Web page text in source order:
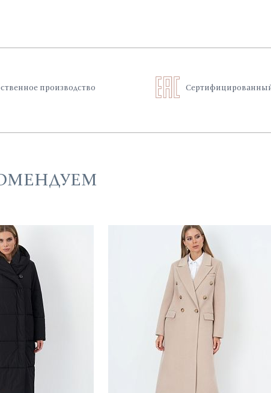
производство